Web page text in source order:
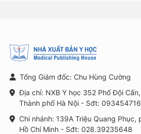
Tổng Giám đốc: Chu Hùng Cường
Địa chỉ: NXB Y học 352 Phố Đội
Thành phố Hà Nội - Sđt:
Chi nhánh: 139A Triệu Quang Phục,
Hồ Chí Minh - Sđt: 028.39235648